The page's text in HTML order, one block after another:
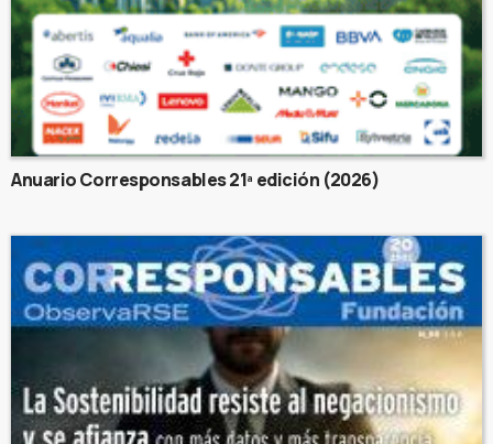
Anuario Corresponsables 21ª edición (2026)